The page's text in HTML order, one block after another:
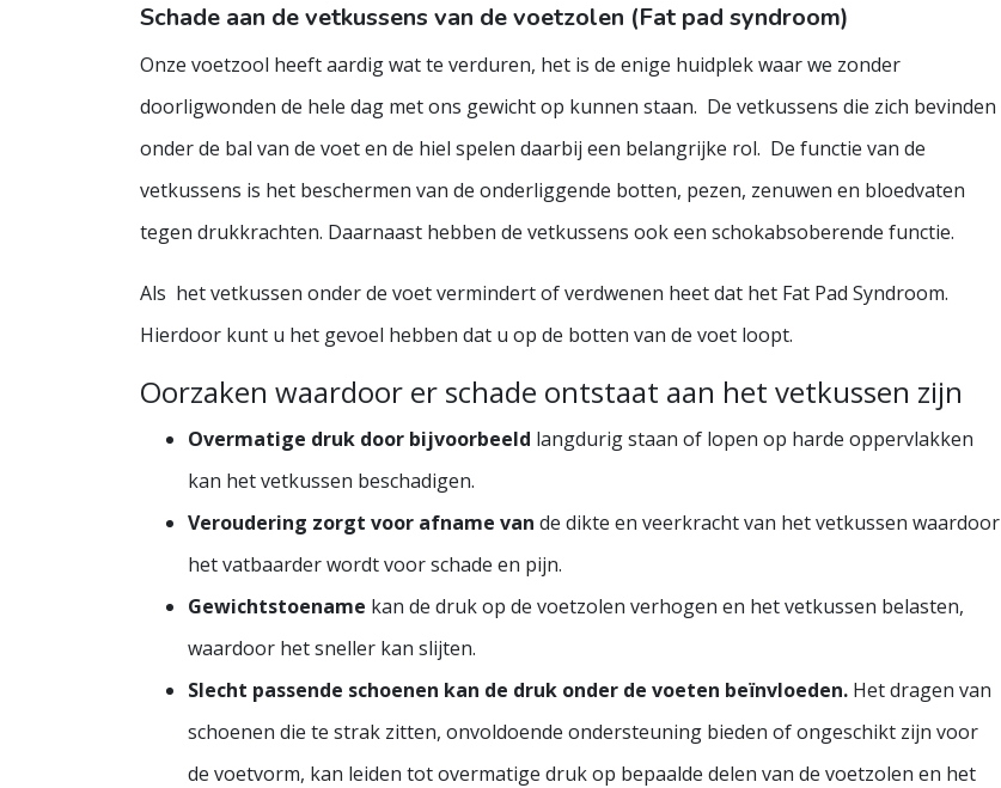
Schade aan de vetkussens van de voetzolen (Fat pad syndroom)
Onze voetzool heeft aardig wat te verduren, het is de enige huidplek waar we zonder
doorligwonden de hele dag met ons gewicht op kunnen staan. De vetkussens die zich bevinden
onder de bal van de voet en de hiel spelen daarbij een belangrijke rol. De functie van de
vetkussens is het beschermen van de onderliggende botten, pezen, zenuwen en bloedvaten
tegen drukkrachten. Daarnaast hebben de vetkussens ook een schokabsoberende functie.
Als het vetkussen onder de voet vermindert of verdwenen heet dat het Fat Pad Syndroom.
Hierdoor kunt u het gevoel hebben dat u op de botten van de voet loopt.
Oorzaken waardoor er schade ontstaat aan het vetkussen zijn
Overmatige druk door bijvoorbeeld langdurig staan of lopen op harde oppervlakken
kan het vetkussen beschadigen.
Veroudering zorgt voor afname van de dikte en veerkracht van het vetkussen waardoor
het vatbaarder wordt voor schade en pijn.
Gewichtstoename kan de druk op de voetzolen verhogen en het vetkussen belasten,
waardoor het sneller kan slijten.
Slecht passende schoenen kan de druk onder de voeten beïnvloeden. Het dragen van
schoenen die te strak zitten, onvoldoende ondersteuning bieden of ongeschikt zijn voor
de voetvorm, kan leiden tot overmatige druk op bepaalde delen van de voetzolen en het